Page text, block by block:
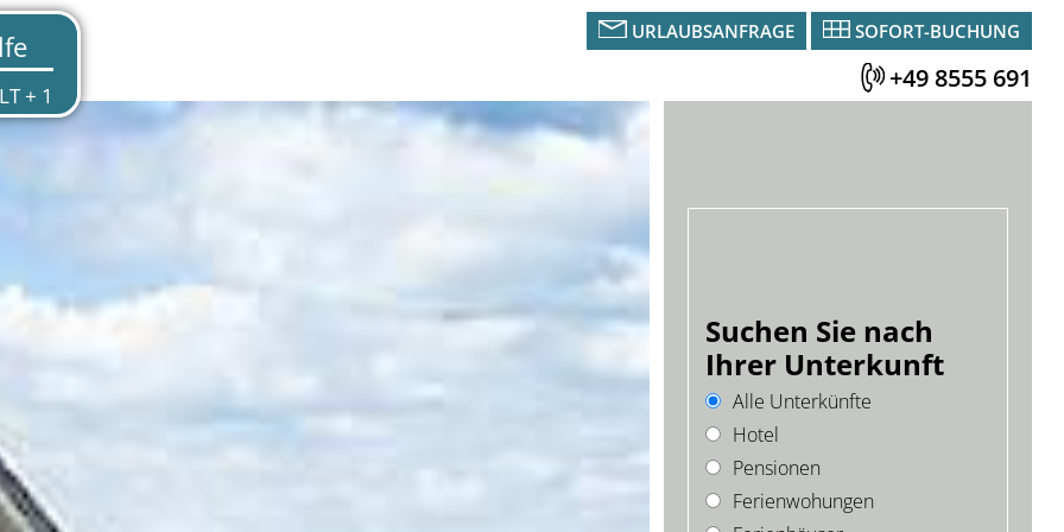
URLAUBSANFRAGE SOFORT-BUCHUNG
+49 8555 691
Suchen Sie nach
Ihrer Unterkunft
Alle Unterkünfte
Hotel
Pensionen
Ferienwohungen